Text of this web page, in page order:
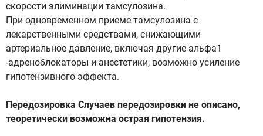
скорости элиминации тамсулозина.
При одновременном приеме тамсулозина с
лекарственными средствами, снижающими
артериальное давление, включая другие альфа1
-адреноблокаторы и анестетики, возможно усиление
гипотензивного эффекта.
Передозировка Случаев передозировки не описано,
теоретически возможна острая гипотензия.